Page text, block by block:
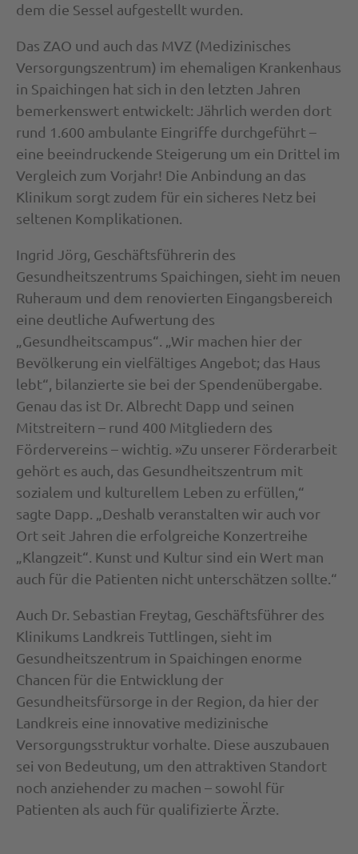
dem die Sessel aufgestellt wurden.
Das ZAO und auch das MVZ (Medizinisches
Versorgungszentrum) im ehemaligen Krankenhaus
in Spaichingen hat sich in den letzten Jahren
bemerkenswert entwickelt: Jährlich werden dort
rund 1.600 ambulante Eingriffe durchgeführt –
eine beeindruckende Steigerung um ein Drittel im
Vergleich zum Vorjahr! Die Anbindung an das
Klinikum sorgt zudem für ein sicheres Netz bei
seltenen Komplikationen.
Ingrid Jörg, Geschäftsführerin des
Gesundheitszentrums Spaichingen, sieht im neuen
Ruheraum und dem renovierten Eingangsbereich
eine deutliche Aufwertung des
„Gesundheitscampus“. „Wir machen hier der
Bevölkerung ein vielfältiges Angebot; das Haus
lebt“, bilanzierte sie bei der Spendenübergabe.
Genau das ist Dr. Albrecht Dapp und seinen
Mitstreitern – rund 400 Mitgliedern des
Fördervereins – wichtig. »Zu unserer Förderarbeit
gehört es auch, das Gesundheitszentrum mit
sozialem und kulturellem Leben zu erfüllen,“
sagte Dapp. „Deshalb veranstalten wir auch vor
Ort seit Jahren die erfolgreiche Konzertreihe
„Klangzeit“. Kunst und Kultur sind ein Wert man
auch für die Patienten nicht unterschätzen sollte.“
Auch Dr. Sebastian Freytag, Geschäftsführer des
Klinikums Landkreis Tuttlingen, sieht im
Gesundheitszentrum in Spaichingen enorme
Chancen für die Entwicklung der
Gesundheitsfürsorge in der Region, da hier der
Landkreis eine innovative medizinische
Versorgungsstruktur vorhalte. Diese auszubauen
sei von Bedeutung, um den attraktiven Standort
noch anziehender zu machen – sowohl für
Patienten als auch für qualifizierte Ärzte.